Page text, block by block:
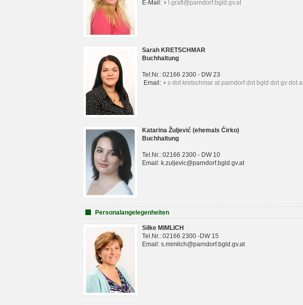
E-Mail:
l.grafl@parndorf.bgld.gv.at
Sarah KRETSCHMAR
Buchhaltung
Tel:Nr.: 02166 2300 - DW 23
Email:
s dot kretschmar at parndorf dot bgld dot gv dot
Katarina Žuljević (ehemals Čirko)
Buchhaltung
Tel.Nr.: 02166 2300 - DW 10
Email: k.zuljevic@parndorf.bgld.gv.at
Personalangelegenheiten
Silke MIMLICH
Tel.Nr.: 02166 2300 -DW 15
Email: s.mimlich@parndorf.bgld.gv.at